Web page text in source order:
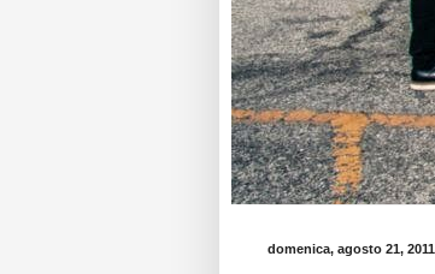
domenica, agosto 21, 2011